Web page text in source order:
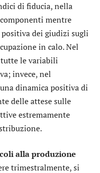
di fiducia, nella
mentre
dei giudizi sugli
in calo. Nel
le variabili
invece, nel
dinamica positiva di
delle attese sulle
estremamente
alla produzione
trimestralmente, si